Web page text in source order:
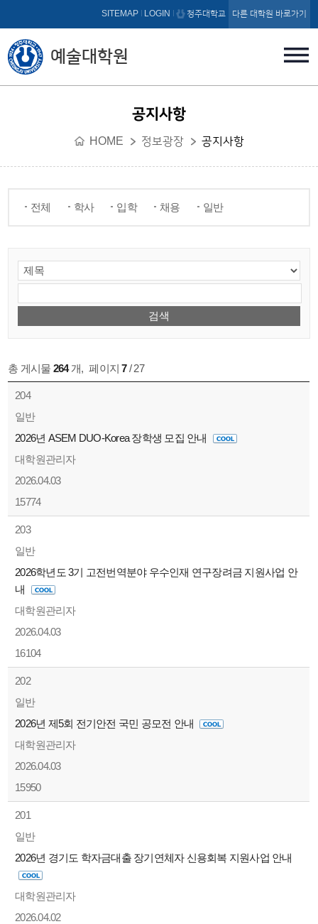
본문 바로가기
예술대학원
SITEMAP LOGIN 청주대학교 다른 대학원 바로가기
공지사항
HOME 정보광장 공지사항
전체 학사 입학 채용 일반
총 게시물 264개, 페이지7/ 27
204
일반
2026년 ASEM DUO-Korea 장학생 모집 안내
대학원관리자
2026.04.03
15774
203
일반
2026학년도 3기 고전번역분야 우수인재 연구장려금 지원사업 안
내
대학원관리자
2026.04.03
16104
202
일반
2026년 제5회 전기안전 국민 공모전 안내
대학원관리자
2026.04.03
15950
201
일반
2026년 경기도 학자금대출 장기연체자 신용회복 지원사업 안내
대학원관리자
2026.04.02